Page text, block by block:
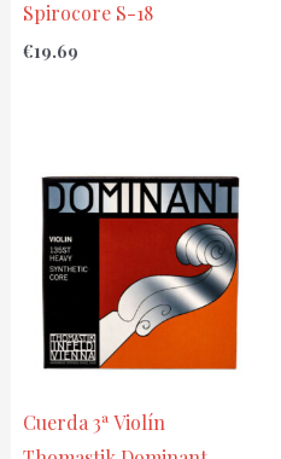
Spirocore S-18
€19.69
Cuerda 3ª Violín